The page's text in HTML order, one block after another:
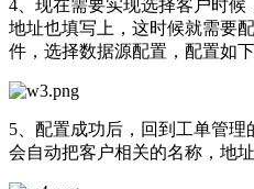
4、现在需要实现选择客户时
地址也填写上，这时候就需要
件，选择数据源配置，配置如下
5、配置成功后，回到工单管
会自动把客户相关的名称，地